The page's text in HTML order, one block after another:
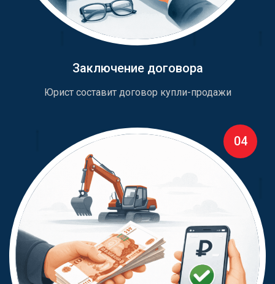
Заключение договора
Юрист составит договор купли-продажи
04